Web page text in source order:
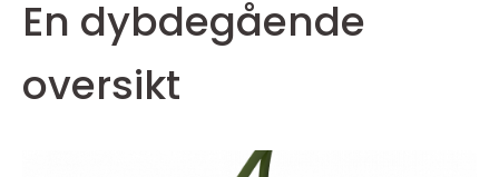
En dybdegående
oversikt